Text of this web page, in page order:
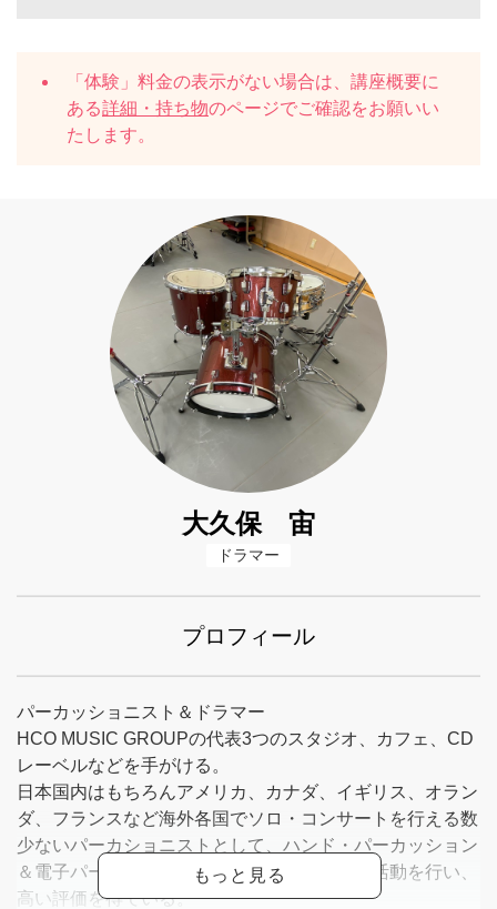
「体験」料金の表示がない場合は、講座概要に
ある詳細・持ち物のページでご確認をお願いい
たします。
大久保 宙
ドラマー
プロフィール
パーカッショニスト＆ドラマー
HCO MUSIC GROUPの代表3つのスタジオ、カフェ、CD
レーベルなどを手がける。
日本国内はもちろんアメリカ、カナダ、イギリス、オラン
ダ、フランスなど海外各国でソロ・コンサートを行える数
少ないパーカショニストとして、ハンド・パーカッション
＆電子パーカッション、ドラムスをメインに活動を行い、
高い評価を得ている。